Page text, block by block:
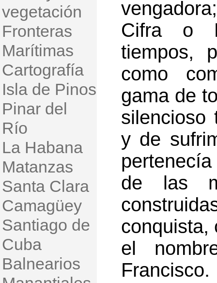
vegetación
Fronteras
Marítimas
Cartografía
Isla de Pinos
Pinar del
Río
La Habana
Matanzas
Santa Clara
Camagüey
Santiago de
Cuba
Balnearios
Cifra o
tiempos,
como
gama de
silencioso
y de
de las
conquista,
el
Francisco.